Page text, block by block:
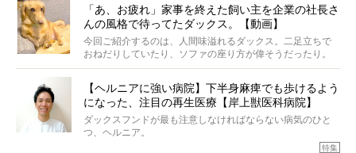
「あ、お疲れ」家事を終えた飼い主を企業の社長さ
んの風格で待ってたダックス。【動画】
今回ご紹介するのは、人間味溢れるダックス。二足立ちで
おねだりしていたり、ソファの座り方が偉そうだったり。
今にも言葉を発しそうなダックスの姿は、もう人間にしか
【ヘルニアに強い病院】下半身麻痺でも歩けるよう
になった、注目の再生医療【岸上獣医科病院】
ダックスフンドが最も注意しなければならない病気のひと
つ、ヘルニア。
特集『ヘルニアに、負けない』では、ヘルニアに強い動物特集